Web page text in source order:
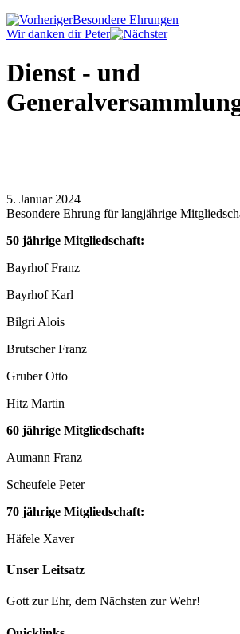
Besondere Ehrungen
Wir danken dir Peter
Dienst - und
5. Januar 2024
Besondere Ehrung für langjährige
50 jährige Mitgliedschaft:
Bayrhof Franz
Bayrhof Karl
Bilgri Alois
Brutscher Franz
Gruber Otto
Hitz Martin
60 jährige Mitgliedschaft:
Aumann Franz
Scheufele Peter
70 jährige Mitgliedschaft:
Häfele Xaver
Unser Leitsatz
Gott zur Ehr, dem Nächsten zur Wehr!